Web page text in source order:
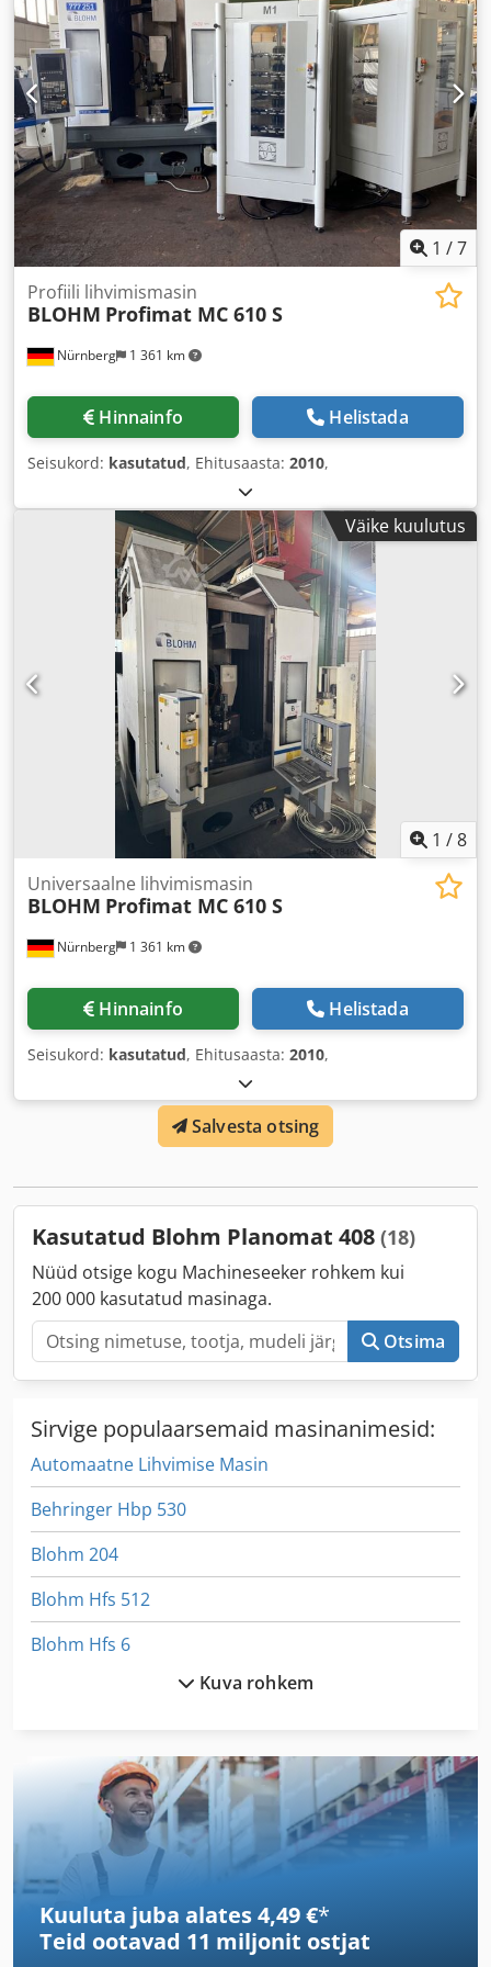
1 /7
Nürnberg 1 361 km
Profiili lihvimismasin
BLOHM Profimat MC 610 S
Hinnainfo Helistada
Seisukord: kasutatud, Ehitusaasta: 2010,
Väike kuulutus
1 /8
Nürnberg 1 361 km
Universaalne lihvimismasin
BLOHM Profimat MC 610 S
Hinnainfo Helistada
Seisukord: kasutatud, Ehitusaasta: 2010,
Salvesta otsing
Kasutatud Blohm Planomat 408 (18)
Nüüd otsige kogu Machineseeker rohkem kui
200 000 kasutatud masinaga.
Otsima
Sirvige populaarsemaid masinanimesid:
Automaatne Lihvimise Masin
Behringer Hbp 530
Blohm 204
Blohm Hfs 512
Blohm Hfs 6
Hbm 480
Hbs 470
Järjekorras Masin
Klaasi Graveerimine Masin
Kuva rohkem
Kuuluta juba alates 4,49 €*
Teid ootavad 11 miljonit ostjat